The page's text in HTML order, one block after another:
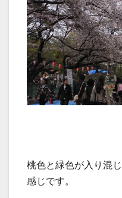
桃色と緑色が入り混
感じです。